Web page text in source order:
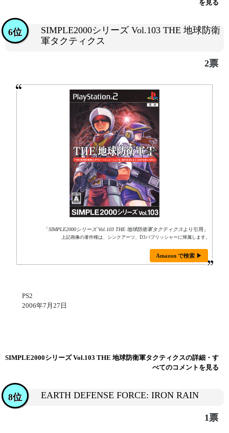
を見る
SIMPLE2000シリーズ Vol.103 THE 地球防衛
軍タクティクス
6位
2票
「SIMPLE2000シリーズ Vol.103 THE 地球防衛軍タクティクス より引用」
上記画像の著作権は、シンクアーツ、D3パブリッシャーに帰属します。
Amazon で検索 ▶
PS2
2006年7月27日
SIMPLE2000シリーズ Vol.103 THE 地球防衛軍タクティクスの詳細・す
べてのコメントを見る
EARTH DEFENSE FORCE: IRON RAIN
8位
1票